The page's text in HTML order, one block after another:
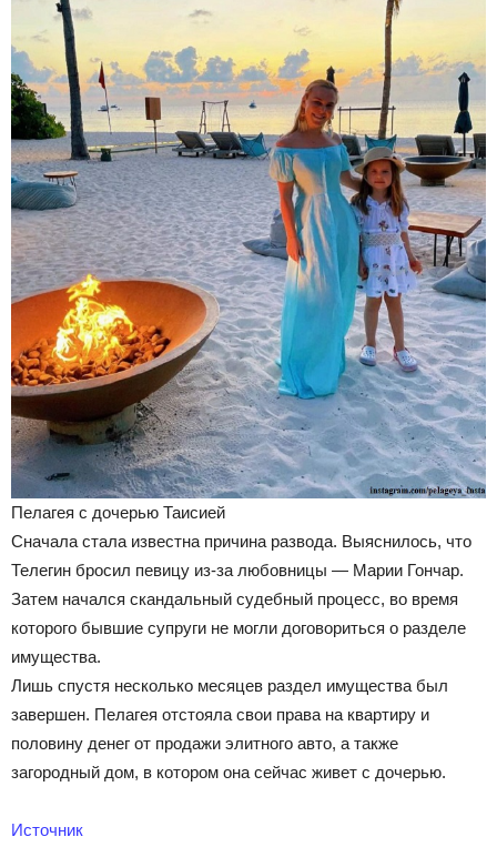
Пелагея с дочерью Таисией
Сначала стала известна причина развода. Выяснилось, что
Телегин бросил певицу из-за любовницы — Марии Гончар.
Затем начался скандальный судебный процесс, во время
которого бывшие супруги не могли договориться о разделе
имущества.
Лишь спустя несколько месяцев раздел имущества был
завершен. Пелагея отстояла свои права на квартиру и
половину денег от продажи элитного авто, а также
загородный дом, в котором она сейчас живет с дочерью.
Источник